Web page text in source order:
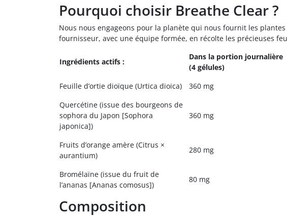
Pourquoi choisir Breathe Clear ?
Nous nous engageons pour la planète qui nous fournit les
fournisseur, avec une équipe formée, en récolte les précieuses
Ingrédients actifs :
Dans la portion journalière
(4 gélules)
Feuille d’ortie dioïque (Urtica dioica)
360 mg
Quercétine (issue des bourgeons de
sophora du Japon [Sophora
japonica])
360 mg
Fruits d’orange amère (Citrus ×
aurantium)
280 mg
Bromélaïne (issue du fruit de
l’ananas [Ananas comosus])
80 mg
Composition